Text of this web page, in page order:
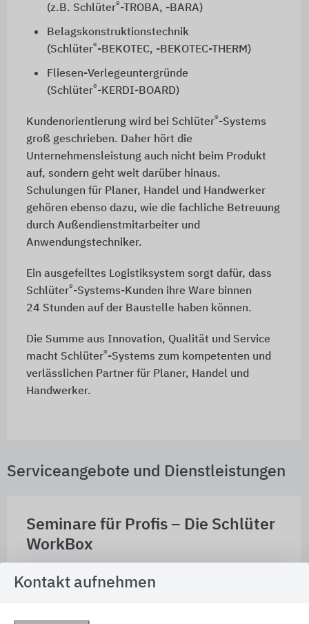
(z.B. Schlüter®-TROBA, -BARA)
Belagskonstruktionstechnik
(Schlüter®-BEKOTEC, -BEKOTEC-THERM)
Fliesen-Verlegeuntergründe
(Schlüter®-KERDI-BOARD)
Kundenorientierung wird bei Schlüter®-Systems
groß geschrieben. Daher hört die
Unternehmensleistung auch nicht beim Produkt
auf, sondern geht weit darüber hinaus.
Schulungen für Planer, Handel und Handwerker
gehören ebenso dazu, wie die fachliche Betreuung
durch Außendienstmitarbeiter und
Anwendungstechniker.
Ein ausgefeiltes Logistiksystem sorgt dafür, dass
Schlüter®-Systems-Kunden ihre Ware binnen
24 Stunden auf der Baustelle haben können.
Die Summe aus Innovation, Qualität und Service
macht Schlüter®-Systems zum kompetenten und
verlässlichen Partner für Planer, Handel und
Handwerker.
Serviceangebote und Dienstleistungen
Seminare für Profis – Die Schlüter
WorkBox
Kontakt aufnehmen